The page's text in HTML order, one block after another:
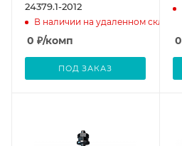
24379.1-2012
В наличии на удаленном складе
0 ₽/комп
ПОД ЗАКАЗ
0